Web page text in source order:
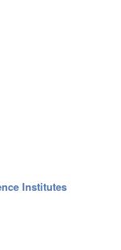
Institutes